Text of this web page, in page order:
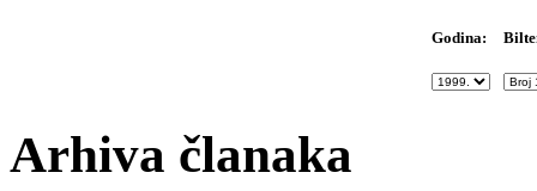
Godina:
Arhiva članaka